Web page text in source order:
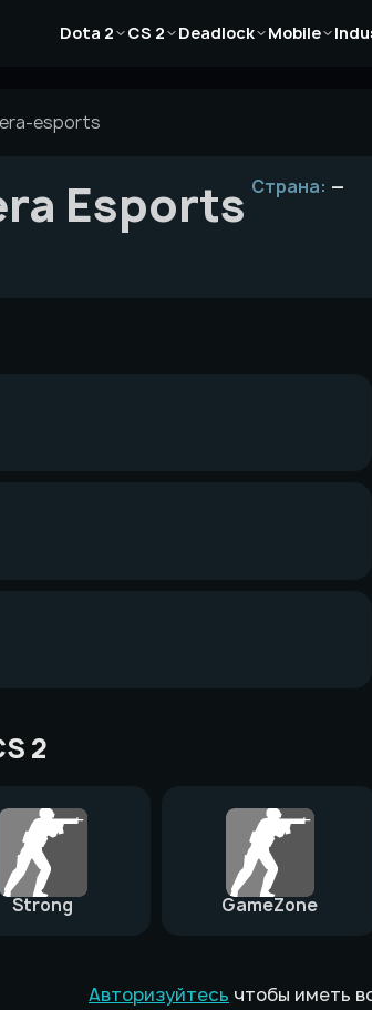
Dota 2
Статьи CS 2
СтатьиDeadlock
Статьи
Mobile
Статьи
esports
Esports Страна: —
2
Strong GameZone
Авторизуйтесь чтобы иметь